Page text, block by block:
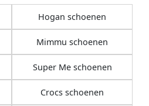
Hogan schoenen
Mimmu schoenen
Super Me schoenen
Crocs schoenen